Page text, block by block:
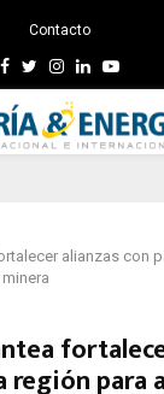
Contacto
Facebook
TwitterInstagram
Linkedin
alianzas con
región para